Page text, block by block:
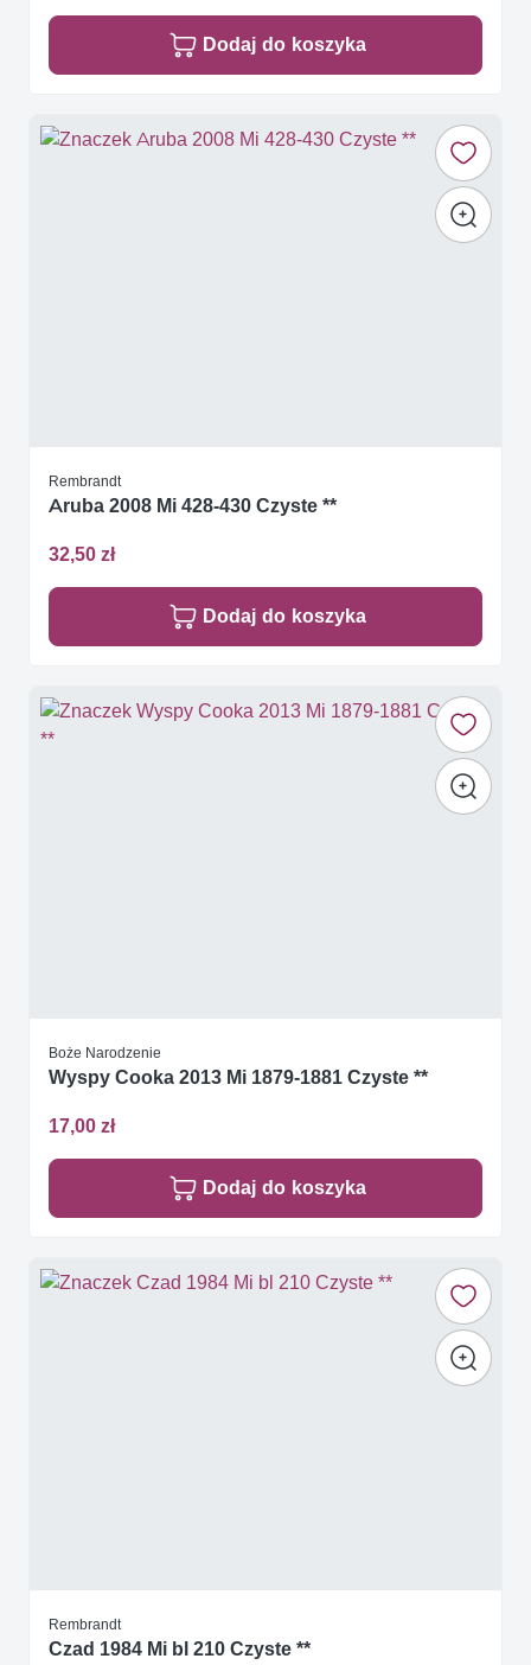
Dodaj do koszyka
Rembrandt
Aruba 2008 Mi 428-430 Czyste **
32,50 zł
Dodaj do koszyka
Boże Narodzenie
Wyspy Cooka 2013 Mi 1879-1881 Czyste **
17,00 zł
Dodaj do koszyka
Rembrandt
Czad 1984 Mi bl 210 Czyste **